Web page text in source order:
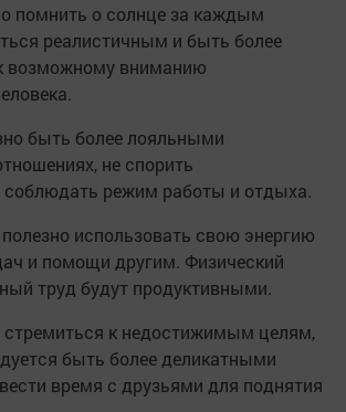
помнить о солнце за каждым
реалистичным и быть более
возможному вниманию
быть более лояльными
не спорить
соблюдать режим работы и отдыха.
использовать свою энергию
и помощи другим. Физический
труд будут продуктивными.
к недостижимым целям,
быть более деликатными
время с друзьями для поднятия